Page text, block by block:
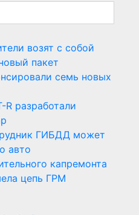
возят с собой
пакет
семь новых
R разработали
ГИБДД может
авто
капремонта
цепь ГРМ